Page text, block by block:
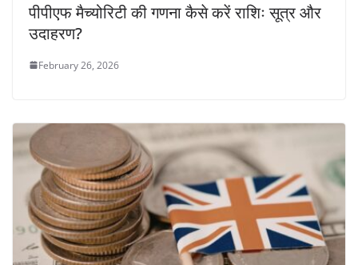
पीपीएफ मैच्योरिटी की गणना कैसे करें राशिः सूत्र और
उदाहरण?
February 26, 2026